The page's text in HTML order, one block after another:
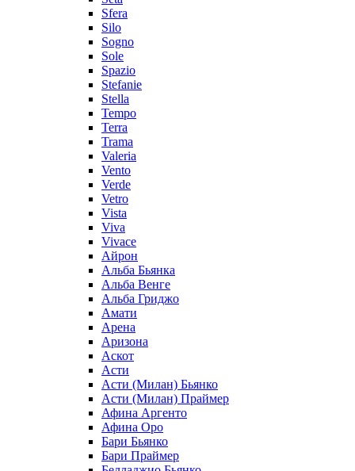
Sfera
Silo
Sogno
Sole
Spazio
Stefanie
Stella
Tempo
Terra
Trama
Valeria
Vento
Verde
Vetro
Vista
Viva
Vivace
Айрон
Альба Бьянка
Альба Венге
Альба Гриджо
Амати
Арена
Аризона
Аскот
Асти
Асти (Милан) Бьянко
Асти (Милан) Праймер
Афина Аргенто
Афина Оро
Бари Бьянко
Бари Праймер